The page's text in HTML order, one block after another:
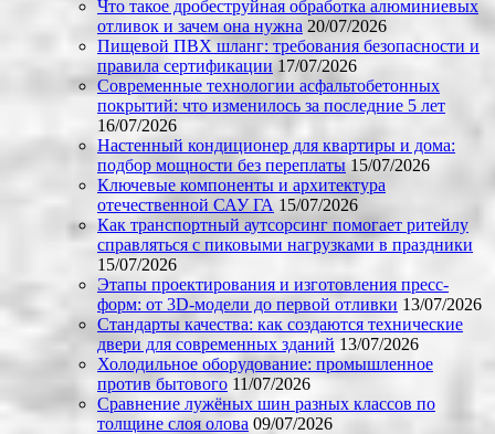
Что такое дробеструйная обработка алюминиевых
отливок и зачем она нужна 20/07/2026
Пищевой ПВХ шланг: требования безопасности и
правила сертификации 17/07/2026
Современные технологии асфальтобетонных
покрытий: что изменилось за последние 5 лет
16/07/2026
Настенный кондиционер для квартиры и дома:
подбор мощности без переплаты 15/07/2026
Ключевые компоненты и архитектура
отечественной САУ ГА 15/07/2026
Как транспортный аутсорсинг помогает ритейлу
справляться с пиковыми нагрузками в праздники
15/07/2026
Этапы проектирования и изготовления пресс-
форм: от 3D-модели до первой отливки 13/07/2026
Стандарты качества: как создаются технические
двери для современных зданий 13/07/2026
Холодильное оборудование: промышленное
против бытового 11/07/2026
Сравнение лужёных шин разных классов по
толщине слоя олова 09/07/2026